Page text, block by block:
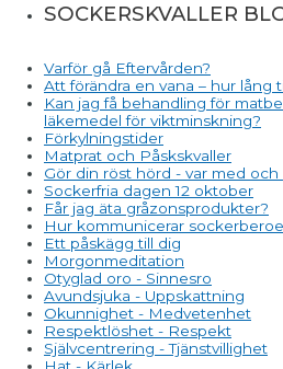
SOCKERSKVALLER
Varför gå Eftervården?
Att förändra en vana – hur lång
Kan jag få behandling för
läkemedel för viktminskning?
Förkylningstider
Matprat och Påskskvaller
Gör din röst hörd - var med och
Sockerfria dagen 12 oktober
Får jag äta gråzonsprodukter?
Hur kommunicerar
Ett påskägg till dig
Morgonmeditation
Otyglad oro - Sinnesro
Avundsjuka - Uppskattning
Okunnighet - Medvetenhet
Respektlöshet - Respekt
Självcentrering - Tjänstvillighet